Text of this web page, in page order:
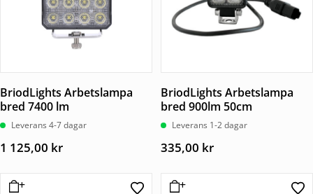
BriodLights Arbetslampa
bred 7400 lm
Leverans 4-7 dagar
1 125,00 kr
BriodLights Arbetslampa
bred 900lm 50cm
Leverans 1-2 dagar
335,00 kr